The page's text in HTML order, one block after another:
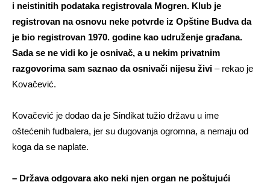
i neistinitih podataka registrovala Mogren. Klub je
registrovan na osnovu neke potvrde iz Opštine Budva da
je bio registrovan 1970. godine kao udruženje građana.
Sada se ne vidi ko je osnivač, a u nekim privatnim
razgovorima sam saznao da osnivači nijesu živi – rekao je
Kovačević.
Kovačević je dodao da je Sindikat tužio državu u ime
oštećenih fudbalera, jer su dugovanja ogromna, a nemaju od
koga da se naplate.
– Država odgovara ako neki njen organ ne poštujući